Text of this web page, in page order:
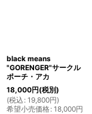
black means
"GORENGER"サークル
ポーチ・アカ
18,000円(税別)
(税込 : 19,800円)
希望小売価格: 18,000円